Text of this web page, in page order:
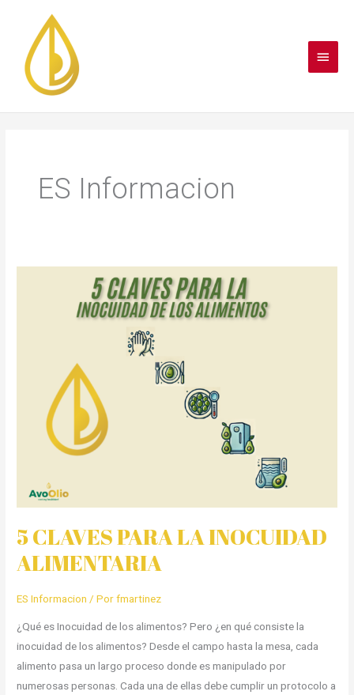
contenido
ES Informacion
5 CLAVES PARA LA INOCUIDAD
ALIMENTARIA
ES Informacion / Porfmartinez
¿Qué es Inocuidad de los alimentos? Pero ¿en qué consiste la
inocuidad de los alimentos? Desde el campo hasta la mesa, cada
alimento pasa un largo proceso donde es manipulado por
numerosas personas. Cada una de ellas debe cumplir un protocolo a
ALIMENTARIA